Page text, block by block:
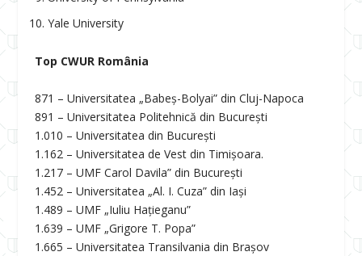
Yale University
Top CWUR România
871 – Universitatea „Babeș-Bolyai” din Cluj-Napoca
891 – Universitatea Politehnică din București
1.010 – Universitatea din București
1.162 – Universitatea de Vest din Timișoara.
1.217 – UMF Carol Davila” din București
1.452 – Universitatea „Al. I. Cuza” din Iași
1.489 – UMF „Iuliu Hațieganu”
1.639 – UMF „Grigore T. Popa”
1.665 – Universitatea Transilvania din Brașov